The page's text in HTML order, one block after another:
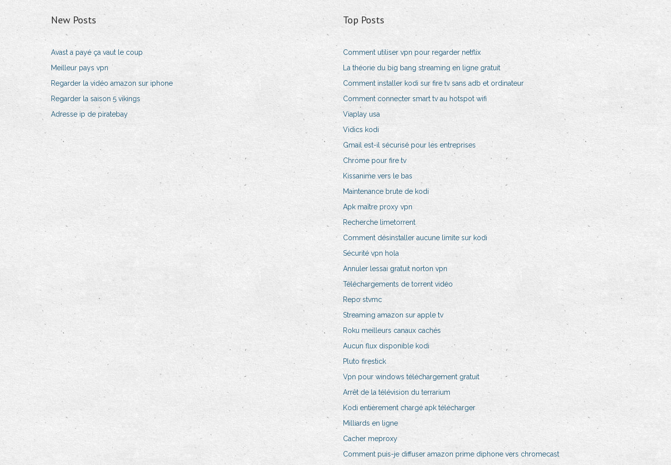
New Posts
Avast a payé ça vaut le coup
Meilleur pays vpn
Regarder la vidéo amazon sur iphone
Regarder la saison 5 vikings
Adresse ip de piratebay
Top Posts
Comment utiliser vpn pour regarder netflix
La théorie du big bang streaming en ligne gratuit
Comment installer kodi sur fire tv sans adb et ordinateur
Comment connecter smart tv au hotspot wifi
Viaplay usa
Vidics kodi
Gmail est-il sécurisé pour les entreprises
Chrome pour fire tv
Kissanime vers le bas
Maintenance brute de kodi
Apk maître proxy vpn
Recherche limetorrent
Comment désinstaller aucune limite sur kodi
Sécurité vpn hola
Annuler lessai gratuit norton vpn
Téléchargements de torrent vidéo
Repo stvmc
Streaming amazon sur apple tv
Roku meilleurs canaux cachés
Aucun flux disponible kodi
Pluto firestick
Vpn pour windows téléchargement gratuit
Arrêt de la télévision du terrarium
Kodi entièrement chargé apk télécharger
Milliards en ligne
Cacher meproxy
Comment puis-je diffuser amazon prime diphone vers chromecast